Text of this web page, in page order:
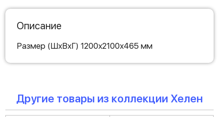
Описание
Размер (ШхВхГ) 1200х2100х465 мм
Другие товары из коллекции Хелен